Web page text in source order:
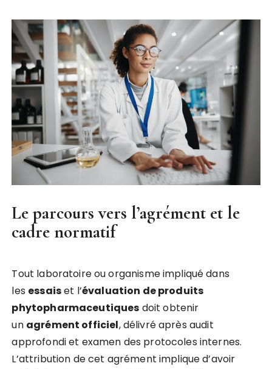
Le parcours vers l’agrément et le
cadre normatif
Tout laboratoire ou organisme impliqué dans
les essaiset l’évaluation de produits
phytopharmaceutiques doit obtenir
un agrément officiel, délivré après audit
approfondi et examen des protocoles internes.
L’attribution de cet agrément implique d’avoir